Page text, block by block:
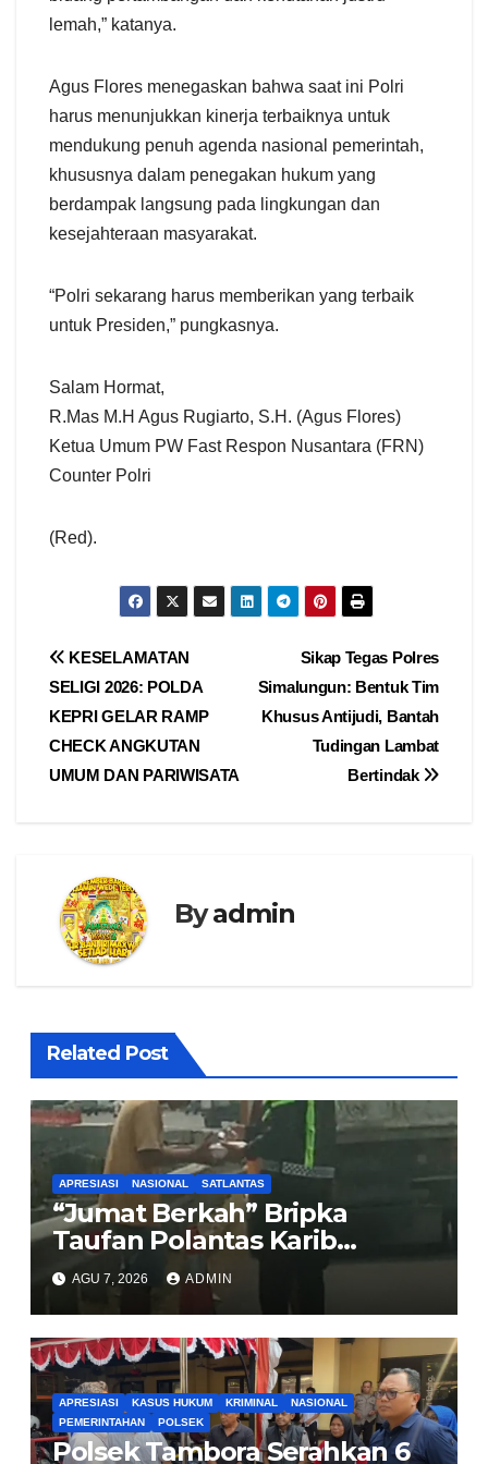
lemah,” katanya.
Agus Flores menegaskan bahwa saat ini Polri
harus menunjukkan kinerja terbaiknya untuk
mendukung penuh agenda nasional pemerintah,
khususnya dalam penegakan hukum yang
berdampak langsung pada lingkungan dan
kesejahteraan masyarakat.
“Polri sekarang harus memberikan yang terbaik
untuk Presiden,” pungkasnya.
Salam Hormat,
R.Mas M.H Agus Rugiarto, S.H. (Agus Flores)
Ketua Umum PW Fast Respon Nusantara (FRN)
Counter Polri
(Red).
Navigasi
pos
Sikap Tegas Polres
Simalungun: Bentuk Tim
Khusus Antijudi, Bantah
Tudingan Lambat
Bertindak
KESELAMATAN
SELIGI 2026: POLDA
KEPRI GELAR RAMP
CHECK ANGKUTAN
UMUM DAN PARIWISATA
Byadmin
Related Post
APRESIASI NASIONAL SATLANTAS
“Jumat Berkah” Bripka
Taufan Polantas Karib
Bagikan Nasi Kotak untuk
Sopir Truk yang Mogok di KM
00 Pondok Aren
AGU 7, 2026 ADMIN
APRESIASI KASUS HUKUM KRIMINAL
NASIONAL
PEMERINTAHAN
POLSEK
Polsek Tambora Serahkan 6